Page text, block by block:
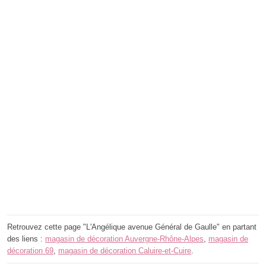
Retrouvez cette page "L'Angélique avenue Général de Gaulle" en partant
des liens : magasin de décoration Auvergne-Rhône-Alpes, magasin de
décoration 69, magasin de décoration Caluire-et-Cuire.